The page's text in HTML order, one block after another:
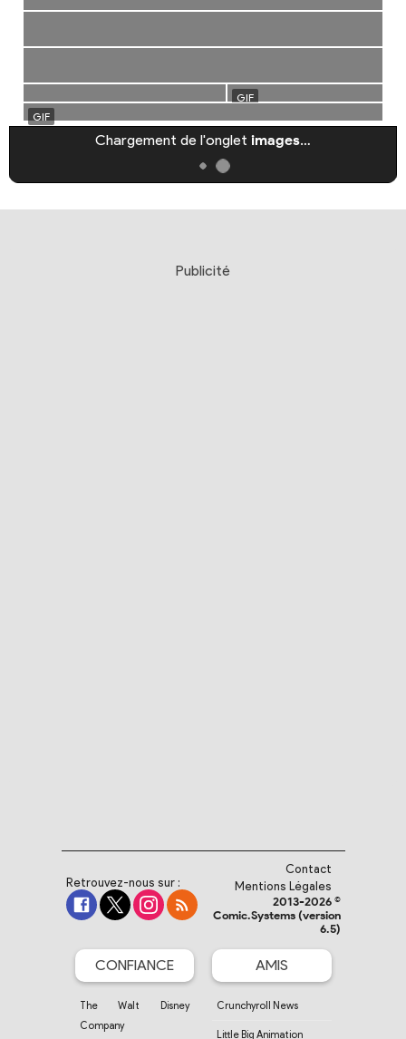
Chargement de l'onglet images…
Publicité
Retrouvez-nous sur :
Contact
Mentions Légales
2013-2026 ©
Comic.Systems (version
6.5)
CONFIANCE
The Walt Disney
Company
AMIS
Crunchyroll News
Little Big Animation